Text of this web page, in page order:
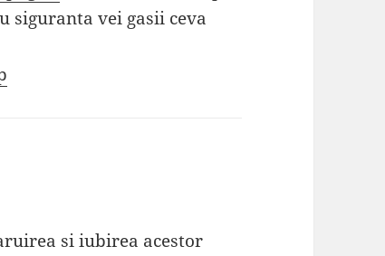
siguranta vei gasii ceva
si iubirea acestor